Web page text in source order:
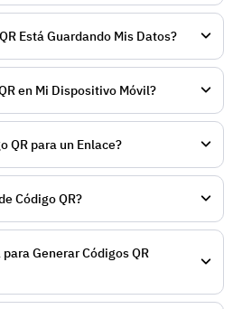
Está Guardando Mis Datos?
en Mi Dispositivo Móvil?
QR para un Enlace?
Código QR?
Generar Códigos QR